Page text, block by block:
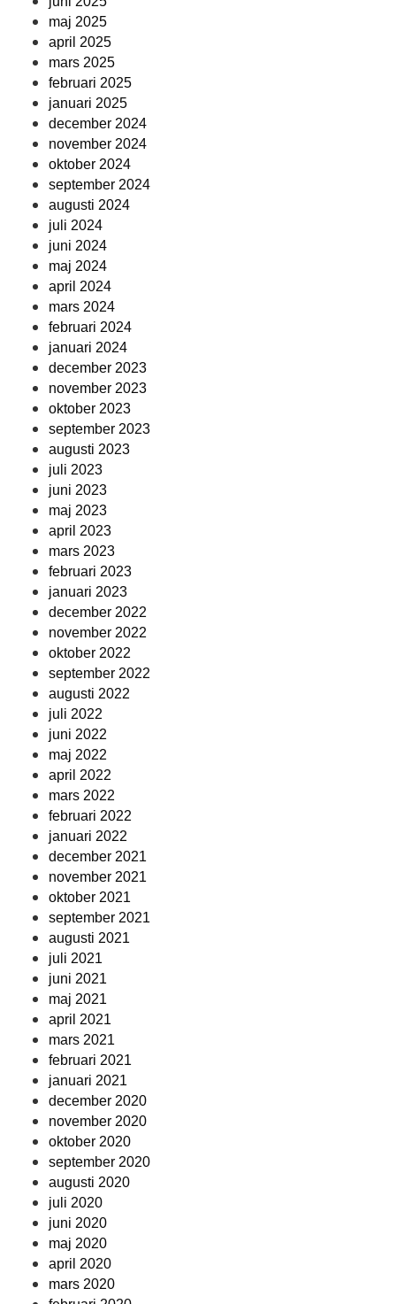
maj 2025
april 2025
mars 2025
februari 2025
januari 2025
december 2024
november 2024
oktober 2024
september 2024
augusti 2024
juli 2024
juni 2024
maj 2024
april 2024
mars 2024
februari 2024
januari 2024
december 2023
november 2023
oktober 2023
september 2023
augusti 2023
juli 2023
juni 2023
maj 2023
april 2023
mars 2023
februari 2023
januari 2023
december 2022
november 2022
oktober 2022
september 2022
augusti 2022
juli 2022
juni 2022
maj 2022
april 2022
mars 2022
februari 2022
januari 2022
december 2021
november 2021
oktober 2021
september 2021
augusti 2021
juli 2021
juni 2021
maj 2021
april 2021
mars 2021
februari 2021
januari 2021
december 2020
november 2020
oktober 2020
september 2020
augusti 2020
juli 2020
juni 2020
maj 2020
april 2020
mars 2020